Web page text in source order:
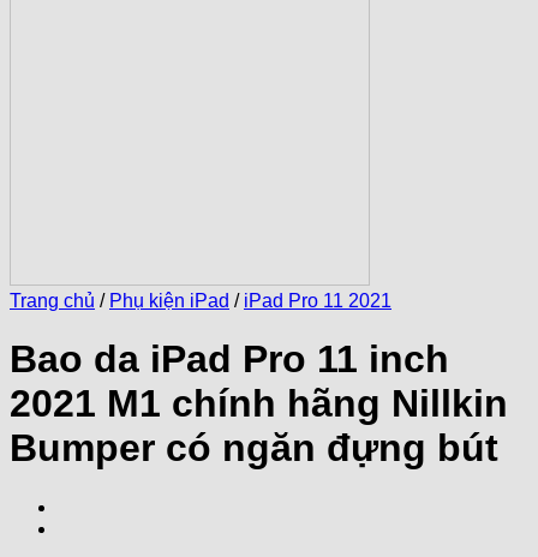
Trang chủ / Phụ kiện iPad / iPad Pro 11 2021
Bao da iPad Pro 11 inch
2021 M1 chính hãng Nillkin
Bumper có ngăn đựng bút